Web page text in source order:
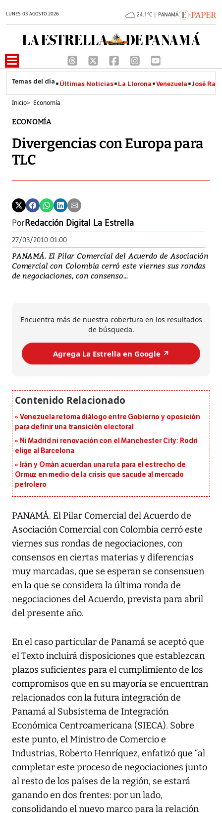
LUNES 03 AGOSTO 2026 24.1°C | PANAMÁ
Últimas Noticias La Llorona Venezuela José
Inicio> Economía
ECONOMÍA
Divergencias con Europa para
TLC
PorRedacción Digital La Estrella
27/03/2010 01:00
PANAMÁ. El Pilar Comercial del Acuerdo de Asociación
Comercial con Colombia cerró este viernes sus rondas
de negociaciones, con consenso...
Encuentra más de nuestra cobertura en los resultados
de búsqueda.
Agrega La Estrella en Google ↗️
Venezuela retoma diálogo entre Gobierno y oposición
para definir una transición electoral
Ni Madrid ni renovación con el Manchester City: Rodri
elige al Barcelona
Irán y Omán acuerdan una ruta para el estrecho de
Ormuz en medio de la crisis que sacude al mercado
petrolero
PANAMÁ. El Pilar Comercial del Acuerdo de
Asociación Comercial con Colombia cerró este
viernes sus rondas de negociaciones, con
consensos en ciertas materias y diferencias
muy marcadas, que se esperan se consensuen
en la que se considera la última ronda de
negociaciones del Acuerdo, prevista para abril
del presente año.
En el caso particular de Panamá se aceptó que
el Texto incluirá disposiciones que establezcan
plazos suficientes para el cumplimiento de los
compromisos que en su mayoría se encuentran
relacionados con la futura integración de
Panamá al Subsistema de Integración
Económica Centroamericana (SIECA). Sobre
este punto, el Ministro de Comercio e
Industrias, Roberto Henríquez, enfatizó que “al
completar este proceso de negociaciones junto
al resto de los países de la región, se estará
ganando en dos frentes: por un lado,
consolidando el nuevo marco para la relación